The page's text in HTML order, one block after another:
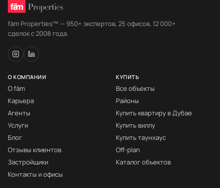
fäm Properties™ — 950+ экспертов, 25 офисов, 12 000+
сделок с 2008 года.
О КОМПАНИИ
О fäm
Карьера
Агенты
Услуги
Блог
Отзывы клиентов
Застройщики
Контакты и офисы
КУПИТЬ
Все объекты
Районы
Купить квартиру в Дубае
Купить виллу
Купить таунхаус
Off-plan
Каталог объектов